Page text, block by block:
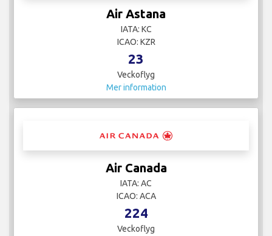
Air Astana
IATA: KC
ICAO: KZR
23
Veckoflyg
Mer information
Air Canada
IATA: AC
ICAO: ACA
224
Veckoflyg